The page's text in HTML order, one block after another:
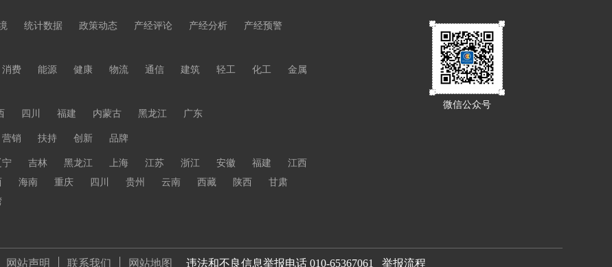
微信公众号
统计数据 政策动态 产经评论 产经分析
产经预警
消费 能源 健康 物流 通信 建筑 轻工 化工
金属
四川 福建 内蒙古 黑龙江 广东
营销 扶持 创新 品牌
宁 吉林 黑龙江 上海 江苏 浙江 安徽 福建
江西
海南 重庆 四川 贵州 云南 西藏 陕西
甘肃
网站声明 联系我们 网站地图 违法和不良信息举报电话 010-65367061 举报流程